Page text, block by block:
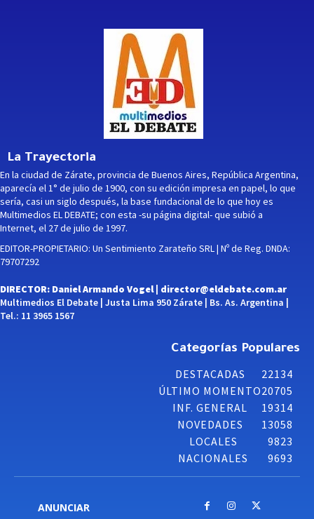
La Trayectoria
En la ciudad de Zárate, provincia de Buenos Aires, República Argentina,
aparecía el 1° de julio de 1900, con su edición impresa en papel, lo que
sería, casi un siglo después, la base fundacional de lo que hoy es
Multimedios EL DEBATE; con esta -su página digital- que subió a
Internet, el 27 de julio de 1997.
EDITOR-PROPIETARIO: Un Sentimiento Zarateño SRL | Nº de Reg. DNDA:
79707292
DIRECTOR: Daniel Armando Vogel | director@eldebate.com.ar
Multimedios El Debate | Justa Lima 950 Zárate | Bs. As. Argentina |
Tel.: 11 3965 1567
Categorías Populares
DESTACADAS
22134
ÚLTIMO MOMENTO20705
INF. GENERAL
19314
NOVEDADES
13058
LOCALES
9823
NACIONALES
9693
ANUNCIAR